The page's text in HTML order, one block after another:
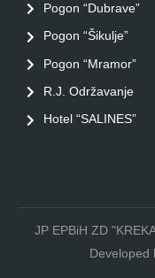
Pogon “Dubrave”
Pogon “Šikulje”
Pogon “Mramor”
R.J. Održavanje
Hotel “SALINES”
JP EPBiH ZD
Developed